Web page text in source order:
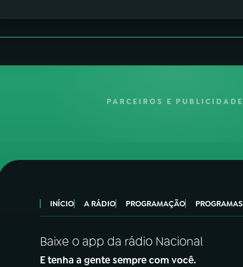
PARCEIROS E PUBLICIDADE
INÍCIO A RÁDIO PROGRAMAÇÃO PROGRAMAS
Baixe o app da rádio Nacional
E tenha a gente sempre com você.